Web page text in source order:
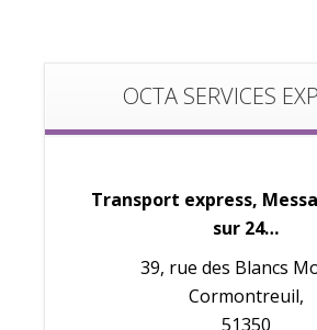
OCTA SERVICES
Transport express,
sur 24…
39, rue des Blancs
Cormontreuil,
51350